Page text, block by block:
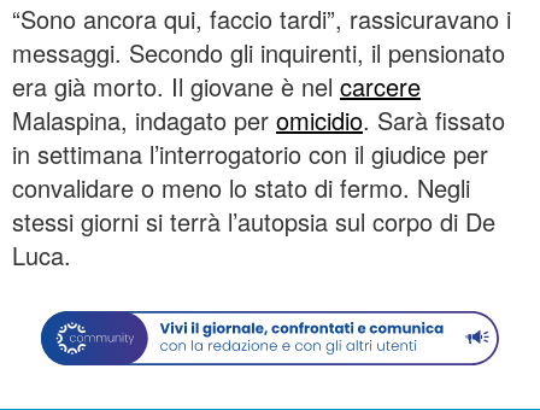
“Sono ancora qui, faccio tardi”, rassicuravano i
messaggi. Secondo gli inquirenti, il pensionato
era già morto. Il giovane è nel carcere
Malaspina, indagato per omicidio. Sarà fissato
in settimana l’interrogatorio con il giudice per
convalidare o meno lo stato di fermo. Negli
stessi giorni si terrà l’autopsia sul corpo di De
Luca.